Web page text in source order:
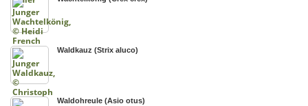
Waldkauz (Strix aluco)
Waldohreule (Asio otus)